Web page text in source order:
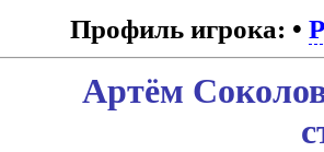
Профиль игрока: •
Артём